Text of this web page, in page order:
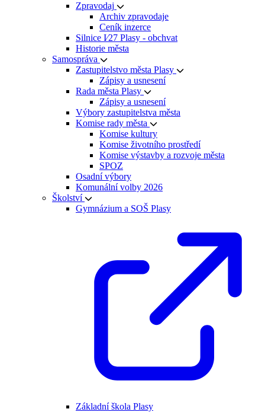
Zpravodaj
Archiv zpravodaje
Ceník inzerce
Silnice I⁄27 Plasy - obchvat
Historie města
Samospráva
Zastupitelstvo města Plasy
Zápisy a usnesení
Rada města Plasy
Zápisy a usnesení
Výbory zastupitelstva města
Komise rady města
Komise kultury
Komise životního prostředí
Komise výstavby a rozvoje města
SPOZ
Osadní výbory
Komunální volby 2026
Školství
Gymnázium a SOŠ Plasy
Základní škola Plasy